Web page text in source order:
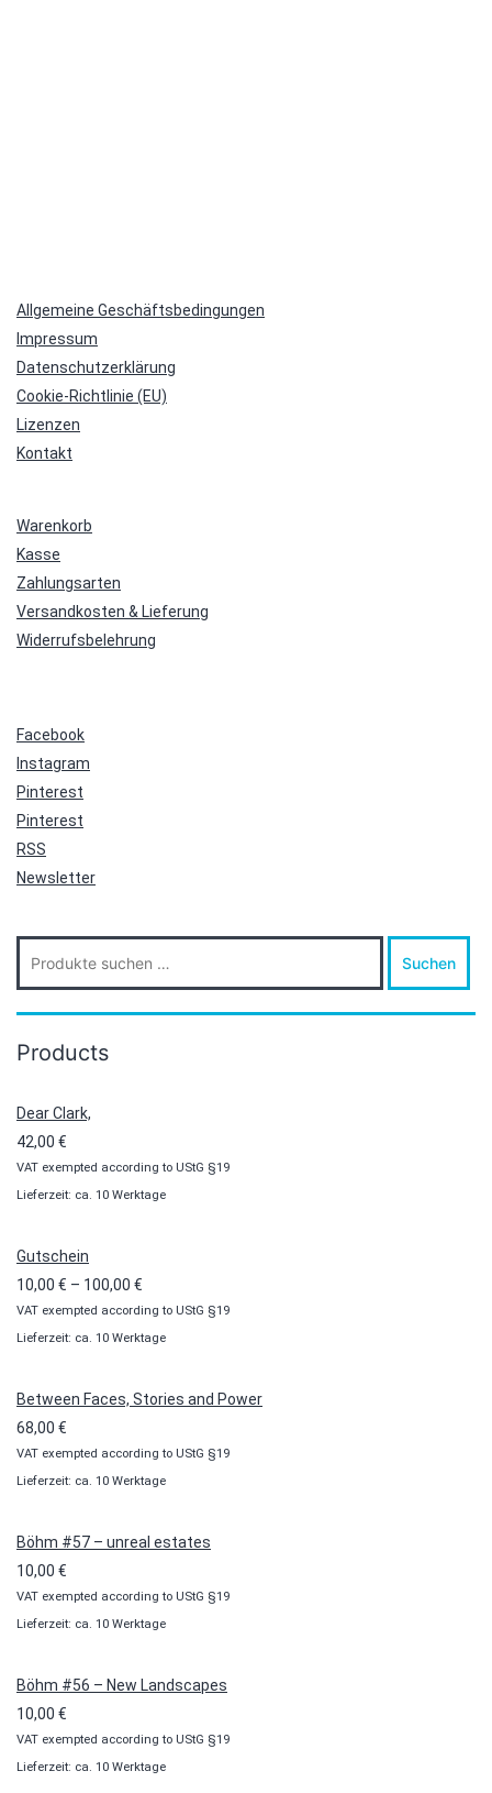
Allgemeine Geschäftsbedingungen
Impressum
Datenschutzerklärung
Cookie-Richtlinie (EU)
Lizenzen
Kontakt
Warenkorb
Kasse
Zahlungsarten
Versandkosten & Lieferung
Widerrufsbelehrung
Facebook
Instagram
Pinterest
Pinterest
RSS
Newsletter
Suche
nach:
Suchen
Products
Dear Clark,
42,00 €
VAT exempted according to UStG §19
Lieferzeit: ca. 10 Werktage
Gutschein
10,00 € – 100,00 €
10,00 €
bis
VAT exempted according to UStG §19
Lieferzeit: ca. 10 Werktage
Between Faces, Stories and Power
68,00 €
VAT exempted according to UStG §19
Lieferzeit: ca. 10 Werktage
Böhm #57 – unreal estates
10,00 €
VAT exempted according to UStG §19
Lieferzeit: ca. 10 Werktage
Böhm #56 – New Landscapes
10,00 €
VAT exempted according to UStG §19
Lieferzeit: ca. 10 Werktage